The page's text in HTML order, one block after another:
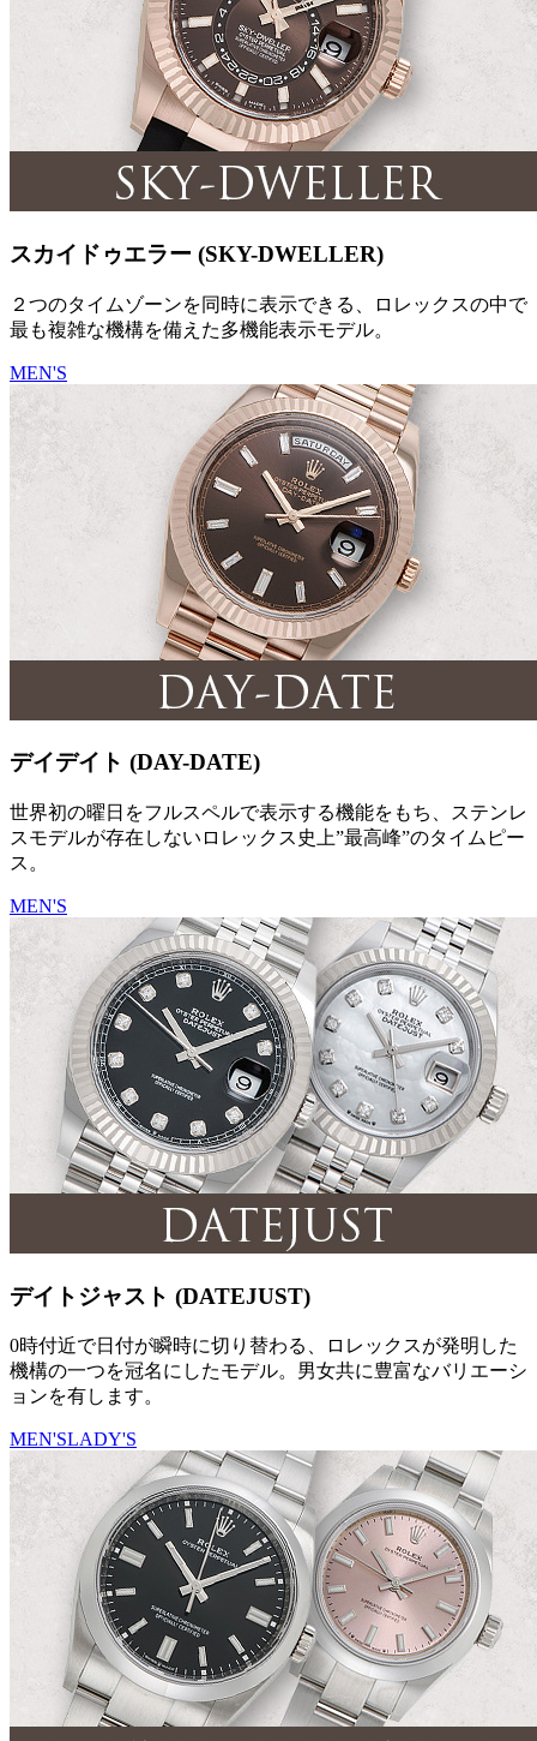
スカイドゥエラー (SKY-DWELLER)
２つのタイムゾーンを同時に表示できる、ロレックスの中で
最も複雑な機構を備えた多機能表示モデル。
MEN'S
デイデイト (DAY-DATE)
世界初の曜日をフルスペルで表示する機能をもち、ステンレ
スモデルが存在しないロレックス史上”最高峰”のタイムピー
ス。
MEN'S
デイトジャスト (DATEJUST)
0時付近で日付が瞬時に切り替わる、ロレックスが発明した
機構の一つを冠名にしたモデル。男女共に豊富なバリエーシ
ョンを有します。
MEN'SLADY'S